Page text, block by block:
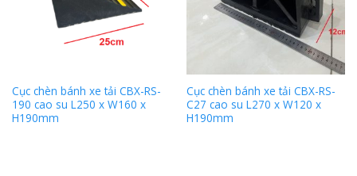
Cục chèn bánh xe tải CBX-RS-
190 cao su L250 x W160 x
H190mm
Cục chèn bánh xe tải CBX-RS-
C27 cao su L270 x W120 x
H190mm